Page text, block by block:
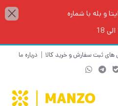
و بله با شماره
ثبت سفارش و خرید کالا درباره ما